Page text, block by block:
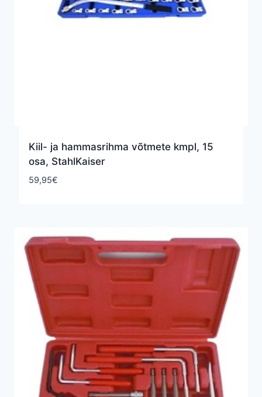
Kiil- ja hammasrihma võtmete kmpl, 15
osa, StahlKaiser
59,95€